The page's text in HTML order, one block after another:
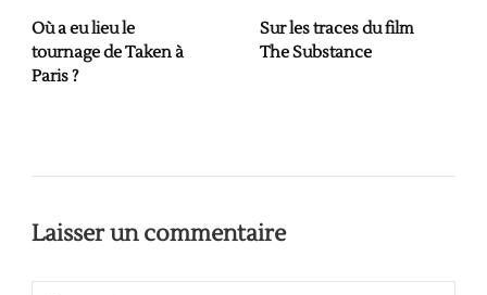
Où a eu lieu le
tournage de Taken à
Paris ?
Sur les traces du film
The Substance
Laisser un commentaire